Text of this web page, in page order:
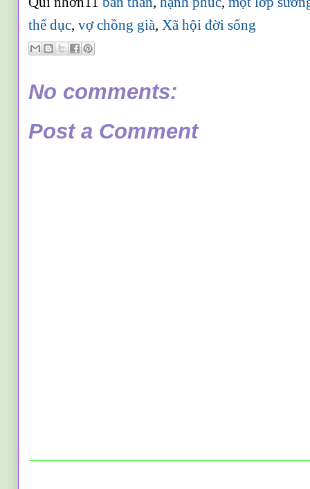
thể dục,vợ chồng già,Xã hội đời sống
No comments:
Post a Comment